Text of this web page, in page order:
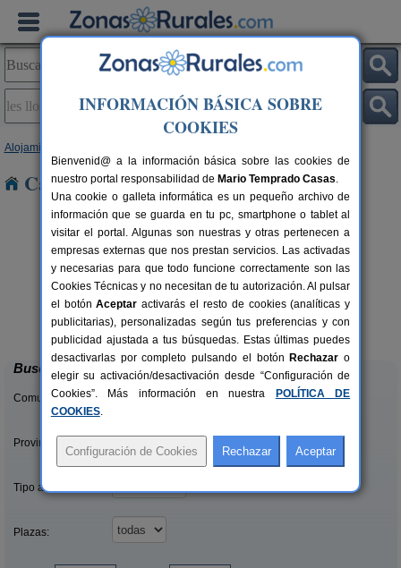
Alojamientos
Casas Rurales en Les Llosses
6+6 pers.
desde25 €
El Mas de Tous
Sant Martí de Tous (Barcelona)
Buscar
Comunidades:
Provincias/Islas:
Tipo alquiler:
Plazas:
INFORMACIÓN BÁSICA SOBRE
COOKIES
Bienvenid@ a la información básica sobre las cookies de
nuestro portal responsabilidad de Mario Temprado Casas.
Una cookie o galleta informática es un pequeño archivo de
información que se guarda en tu pc, smartphone o tablet al
visitar el portal. Algunas son nuestras y otras pertenecen a
empresas externas que nos prestan servicios. Las activadas
y necesarias para que todo funcione correctamente son las
Cookies Técnicas y no necesitan de tu autorización. Al pulsar
el botónAceptar activarás el resto de cookies (analíticas y
publicitarias), personalizadas según tus preferencias y con
publicidad ajustada a tus búsquedas. Estas últimas puedes
desactivarlas por completo pulsando el botón Rechazar o
elegir su activación/desactivación desde “Configuración de
Cookies”. Más información en nuestra
POLÍTICA DE
COOKIES.